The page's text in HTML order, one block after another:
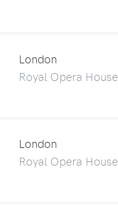
London
Royal Opera House
London
Royal Opera House